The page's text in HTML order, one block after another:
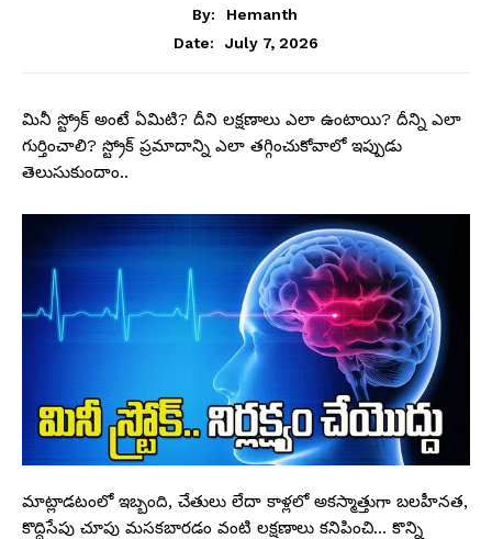
By:
Hemanth
Date:
July 7, 2026
మినీ స్ట్రోక్ అంటే ఏమిటి? దీని లక్షణాలు ఎలా ఉంటాయి? దీన్ని ఎలా
గుర్తించాలి? స్ట్రోక్ ప్రమాదాన్ని ఎలా తగ్గించుకోవాలో ఇప్పుడు
తెలుసుకుందాం..
మాట్లాడటంలో ఇబ్బంది, చేతులు లేదా కాళ్లలో అకస్మాత్తుగా బలహీనత,
కొద్దిసేపు చూపు మసకబారడం వంటి లక్షణాలు కనిపించి… కొన్ని